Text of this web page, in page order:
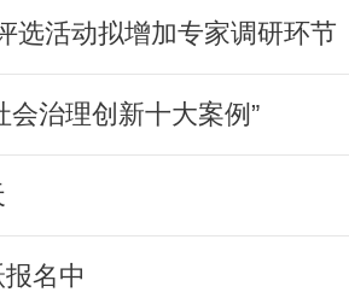
选活动拟增加专家调研环节
治理创新十大案例”
名中